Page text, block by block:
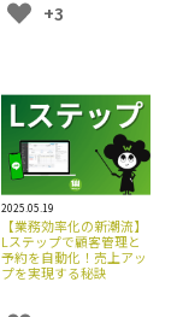
+3
2025.05.19
【業務効率化の新潮流】
Lステップで顧客管理と
予約を自動化！売上アッ
プを実現する秘訣